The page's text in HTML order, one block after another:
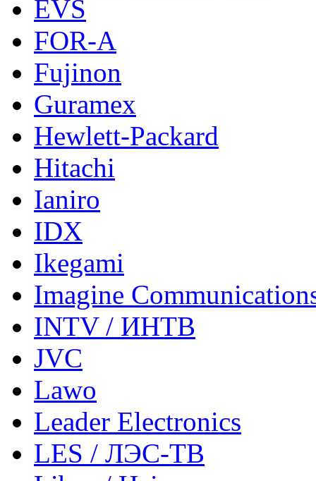
EVS
FOR-A
Fujinon
Guramex
Hewlett-Packard
Hitachi
Ianiro
IDX
Ikegami
Imagine
INTV / ИНТВ
JVC
Lawo
Leader Electronics
LES / ЛЭС-ТВ